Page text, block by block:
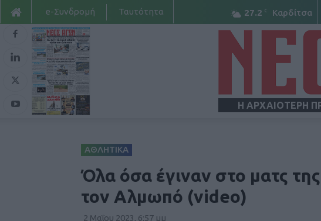
27.2 C Καρδίτσα
e-Συνδρομή Ταυτότητα
Η ΑΡΧΑΙΟΤΕΡΗ
ΑΘΛΗΤΙΚΑ
Όλα όσα έγιναν στο ματς
τον Αλμωπό (video)
2 Μαΐου 2023, 6:57 μμ